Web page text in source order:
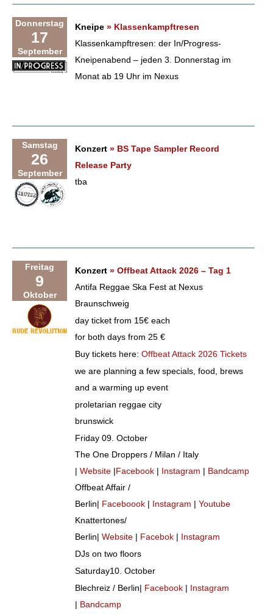
Donnerstag
17
September
Kneipe » Klassenkampftresen
Klassenkampftresen: der In/Progress-
Kneipenabend – jeden 3. Donnerstag im
Monat ab 19 Uhr im Nexus
Samstag
26
September
Konzert » BS Tape Sampler Record
Release Party
tba
Freitag
9
Oktober
Konzert » Offbeat Attack 2026 – Tag 1
Antifa Reggae Ska Fest at Nexus
Braunschweig
day ticket from 15€ each
for both days from 25 €
Buy tickets here: Offbeat Attack 2026 Tickets
we are planning a few specials, food, brews
and a warming up event
proletarian reggae city
brunswick
Friday 09. October
The One Droppers / Milan / Italy
| Website |Facebook | Instagram | Bandcamp
Offbeat Affair /
Berlin| Faceboook | Instagram | Youtube
Knattertones/
Berlin| Website | Facebok | Instagram
DJs on two floors
Saturday10. October
Blechreiz / Berlin| Facebook | Instagram
| Bandcamp